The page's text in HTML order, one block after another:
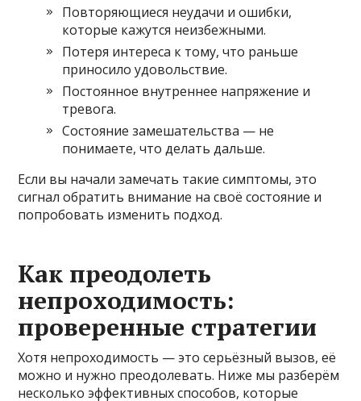
Повторяющиеся неудачи и ошибки,
которые кажутся неизбежными.
Потеря интереса к тому, что раньше
приносило удовольствие.
Постоянное внутреннее напряжение и
тревога.
Состояние замешательства — не
понимаете, что делать дальше.
Если вы начали замечать такие симптомы, это
сигнал обратить внимание на своё состояние и
попробовать изменить подход.
Как преодолеть
непроходимость:
проверенные стратегии
Хотя непроходимость — это серьёзный вызов, её
можно и нужно преодолевать. Ниже мы разберём
несколько эффективных способов, которые